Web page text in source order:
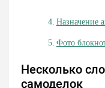
Назначение
Фото
Несколько
самоделок